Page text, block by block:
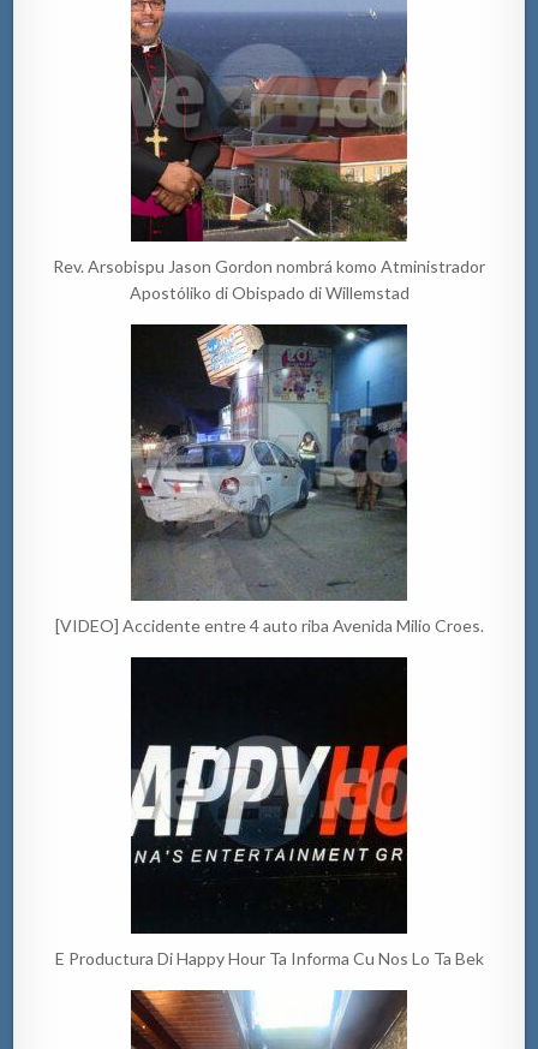
Rev. Arsobispu Jason Gordon nombrá komo Atministrador
Apostóliko di Obispado di Willemstad
[VIDEO] Accidente entre 4 auto riba Avenida Milio Croes.
E Productura Di Happy Hour Ta Informa Cu Nos Lo Ta Bek